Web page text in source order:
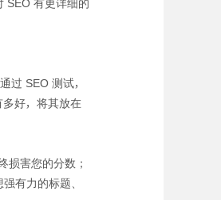
SEO 有更详细的
过 SEO 测试，
好，将其放在
损害您的分数；
有力的标题、